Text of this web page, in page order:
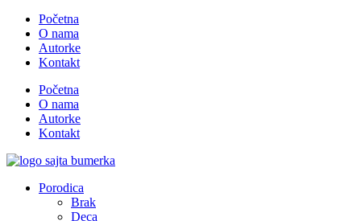
Početna
O nama
Autorke
Kontakt
Početna
O nama
Autorke
Kontakt
Porodica
Brak
Deca